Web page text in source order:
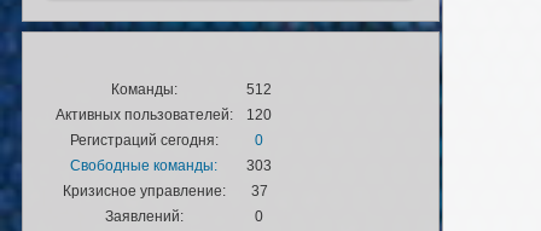
Команды:
512
Активных пользователей:
120
Регистраций сегодня:
0
Свободные команды:
303
Кризисное управление:
37
Заявлений:
0